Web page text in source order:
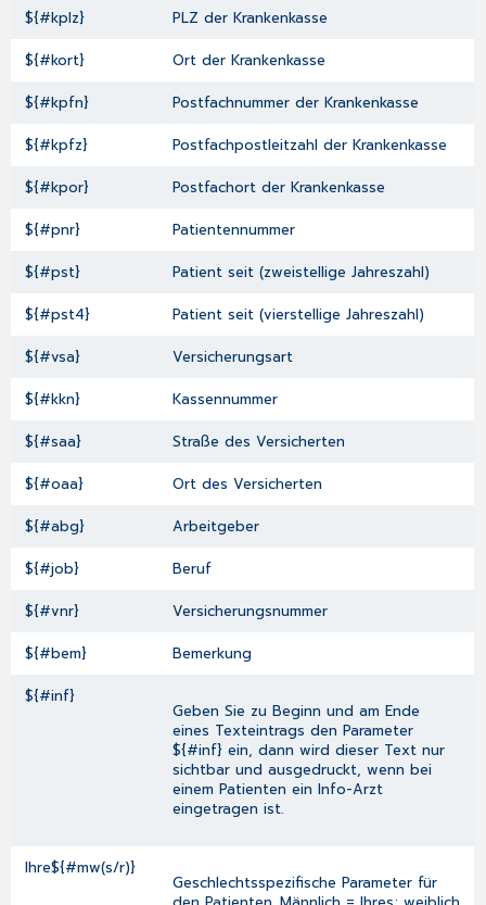
${#kplz} PLZ der Krankenkasse
${#kort} Ort der Krankenkasse
${#kpfn} Postfachnummer der Krankenkasse
${#kpfz} Postfachpostleitzahl der Krankenkasse
${#kpor} Postfachort der Krankenkasse
${#pnr} Patientennummer
${#pst} Patient seit (zweistellige Jahreszahl)
${#pst4} Patient seit (vierstellige Jahreszahl)
${#vsa} Versicherungsart
${#kkn} Kassennummer
${#saa} Straße des Versicherten
${#oaa} Ort des Versicherten
${#abg} Arbeitgeber
${#job} Beruf
${#vnr} Versicherungsnummer
${#bem} Bemerkung
${#inf}
Geben Sie zu Beginn und am Ende
eines Texteintrags den Parameter
${#inf} ein, dann wird dieser Text nur
sichtbar und ausgedruckt, wenn bei
einem Patienten ein Info-Arzt
eingetragen ist.
Ihre${#mw(s/r)}
Geschlechtsspezifische Parameter für